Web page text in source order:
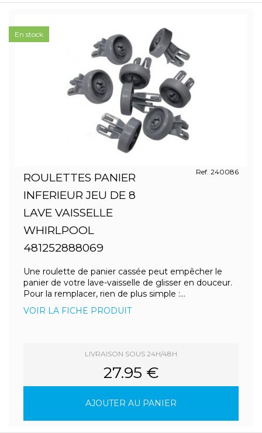
ROULETTES PANIER
INFERIEUR JEU DE 8
LAVE VAISSELLE
WHIRLPOOL
481252888069
Ref. 240086
Une roulette de panier cassée peut empêcher le
panier de votre lave-vaisselle de glisser en douceur.
Pour la remplacer, rien de plus simple :...
VOIR LA FICHE PRODUIT
LIVRAISON SOUS 24H/48H
27.95 €
AJOUTER AU PANIER
En stock